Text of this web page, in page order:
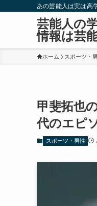
あの芸能人は実は高
芸能人の
情報は芸
ホーム スポーツ・
甲斐拓也
代のエピ
スポーツ・男性